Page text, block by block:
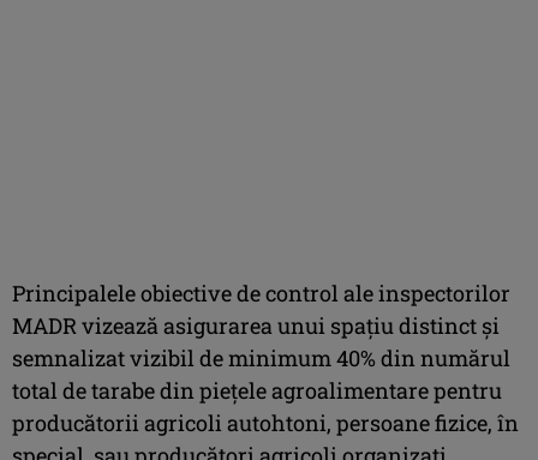
Principalele obiective de control ale inspectorilor
MADR vizează asigurarea unui spaţiu distinct şi
semnalizat vizibil de minimum 40% din numărul
total de tarabe din pieţele agroalimentare pentru
producătorii agricoli autohtoni, persoane fizice, în